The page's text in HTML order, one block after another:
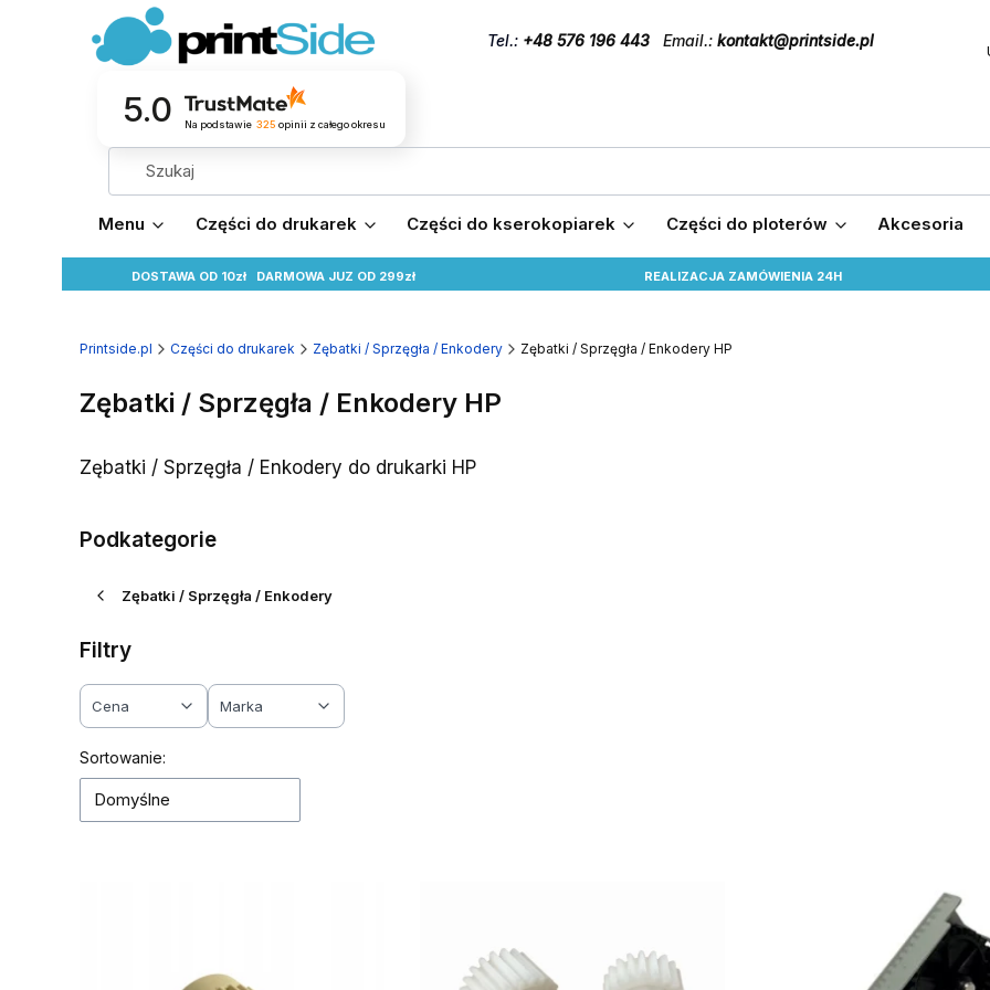
Tel.:+48 576 196 443 Email.:kontakt@printside.pl
5.0 Na podstawie 325 opinii z całego okresu
Menu Części do drukarek Części do kserokopiarek Części do ploterów Akcesoria
DOSTAWA OD 10zł DARMOWAJUZ OD 299zł REALIZACJA ZAMÓWIENIA 24H
Printside.pl Części do drukarek Zębatki / Sprzęgła / Enkodery Zębatki / Sprzęgła / Enkodery HP
Zębatki / Sprzęgła / Enkodery HP
Zębatki / Sprzęgła / Enkodery do drukarki HP
Podkategorie
Zębatki / Sprzęgła / Enkodery
Filtry
Cena Marka
Koniec filtrów
Lista produktów
Sortowanie:
Domyślne